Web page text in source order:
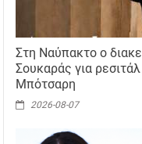
Στη Ναύπακτο ο
Σουκαράς για
Μπότσαρη
2026-08-07